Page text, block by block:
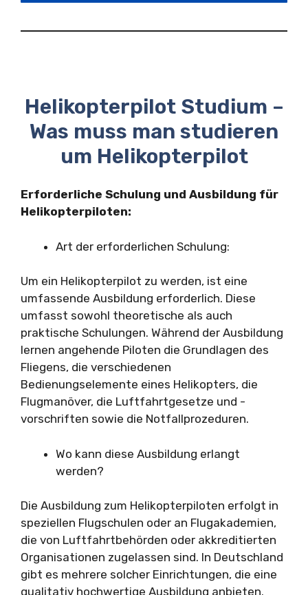
Helikopterpilot Studium –
Was muss man studieren
um Helikopterpilot
Erforderliche Schulung und Ausbildung für
Helikopterpiloten:
Art der erforderlichen Schulung:
Um ein Helikopterpilot zu werden, ist eine
umfassende Ausbildung erforderlich. Diese
umfasst sowohl theoretische als auch
praktische Schulungen. Während der Ausbildung
lernen angehende Piloten die Grundlagen des
Fliegens, die verschiedenen
Bedienungselemente eines Helikopters, die
Flugmanöver, die Luftfahrtgesetze und -
vorschriften sowie die Notfallprozeduren.
Wo kann diese Ausbildung erlangt
werden?
Die Ausbildung zum Helikopterpiloten erfolgt in
speziellen Flugschulen oder an Flugakademien,
die von Luftfahrtbehörden oder akkreditierten
Organisationen zugelassen sind. In Deutschland
gibt es mehrere solcher Einrichtungen, die eine
qualitativ hochwertige Ausbildung anbieten.